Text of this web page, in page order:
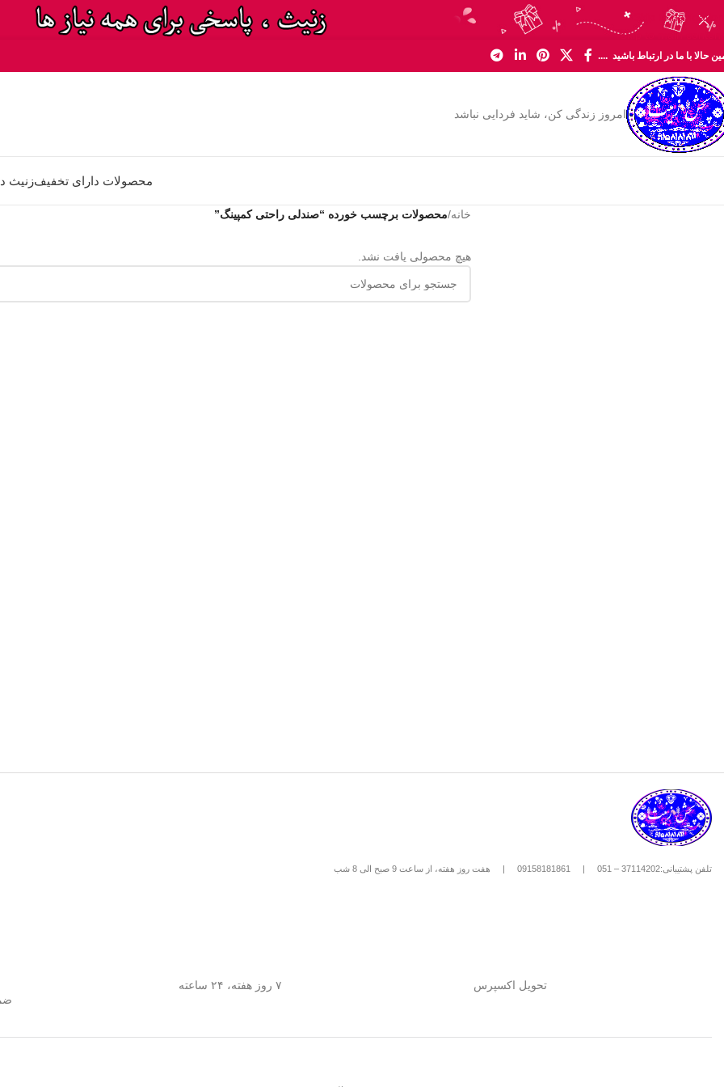
Skip to navigation
Skip to main content
حالا با ما در ارتباط باشید ....
امروز زندگی کن، شاید فردایی نباشد
محصولات دارای تخفیفزنیث
خانه/محصولات برچسب خورده “صندلی راحتی کمپینگ”
هیچ محصولی یافت نشد.
تلفن پشتیبانی:37114202 – 051 |
09158181861
| هفت روز هفته، از ساعت 9 صبح الی 8 شب
تحویل اکسپرس
۷ روز هفته، ۲۴ ساعته